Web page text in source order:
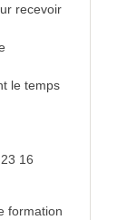
recevoir
le temps
16
formation